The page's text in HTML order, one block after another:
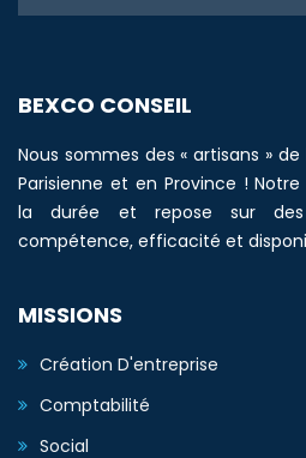
BEXCO CONSEIL
Nous sommes des « artisans »
Parisienne et en Province !
la durée et repose sur des
compétence, efficacité et
MISSIONS
Création D'entreprise
Comptabilité
Social